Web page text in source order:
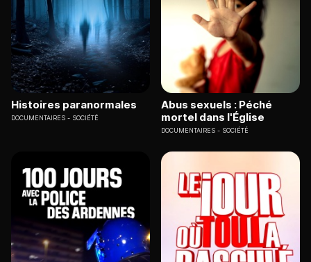
Histoires paranormales
DOCUMENTAIRES SOCIÉTÉ
Abus sexuels : Péché
mortel dans l'Église
DOCUMENTAIRES SOCIÉTÉ